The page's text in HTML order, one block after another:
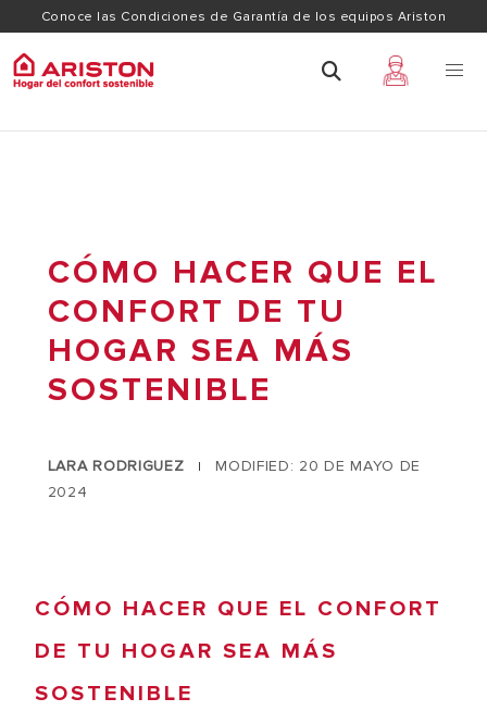
Conoce las Condiciones de Garantía de los equipos Ariston
CÓMO HACER QUE EL
CONFORT DE TU
HOGAR SEA MÁS
SOSTENIBLE
LARA RODRIGUEZ |
MODIFIED: 20 DE MAYO DE
2024
CÓMO HACER QUE EL CONFORT
DE TU HOGAR SEA MÁS
SOSTENIBLE